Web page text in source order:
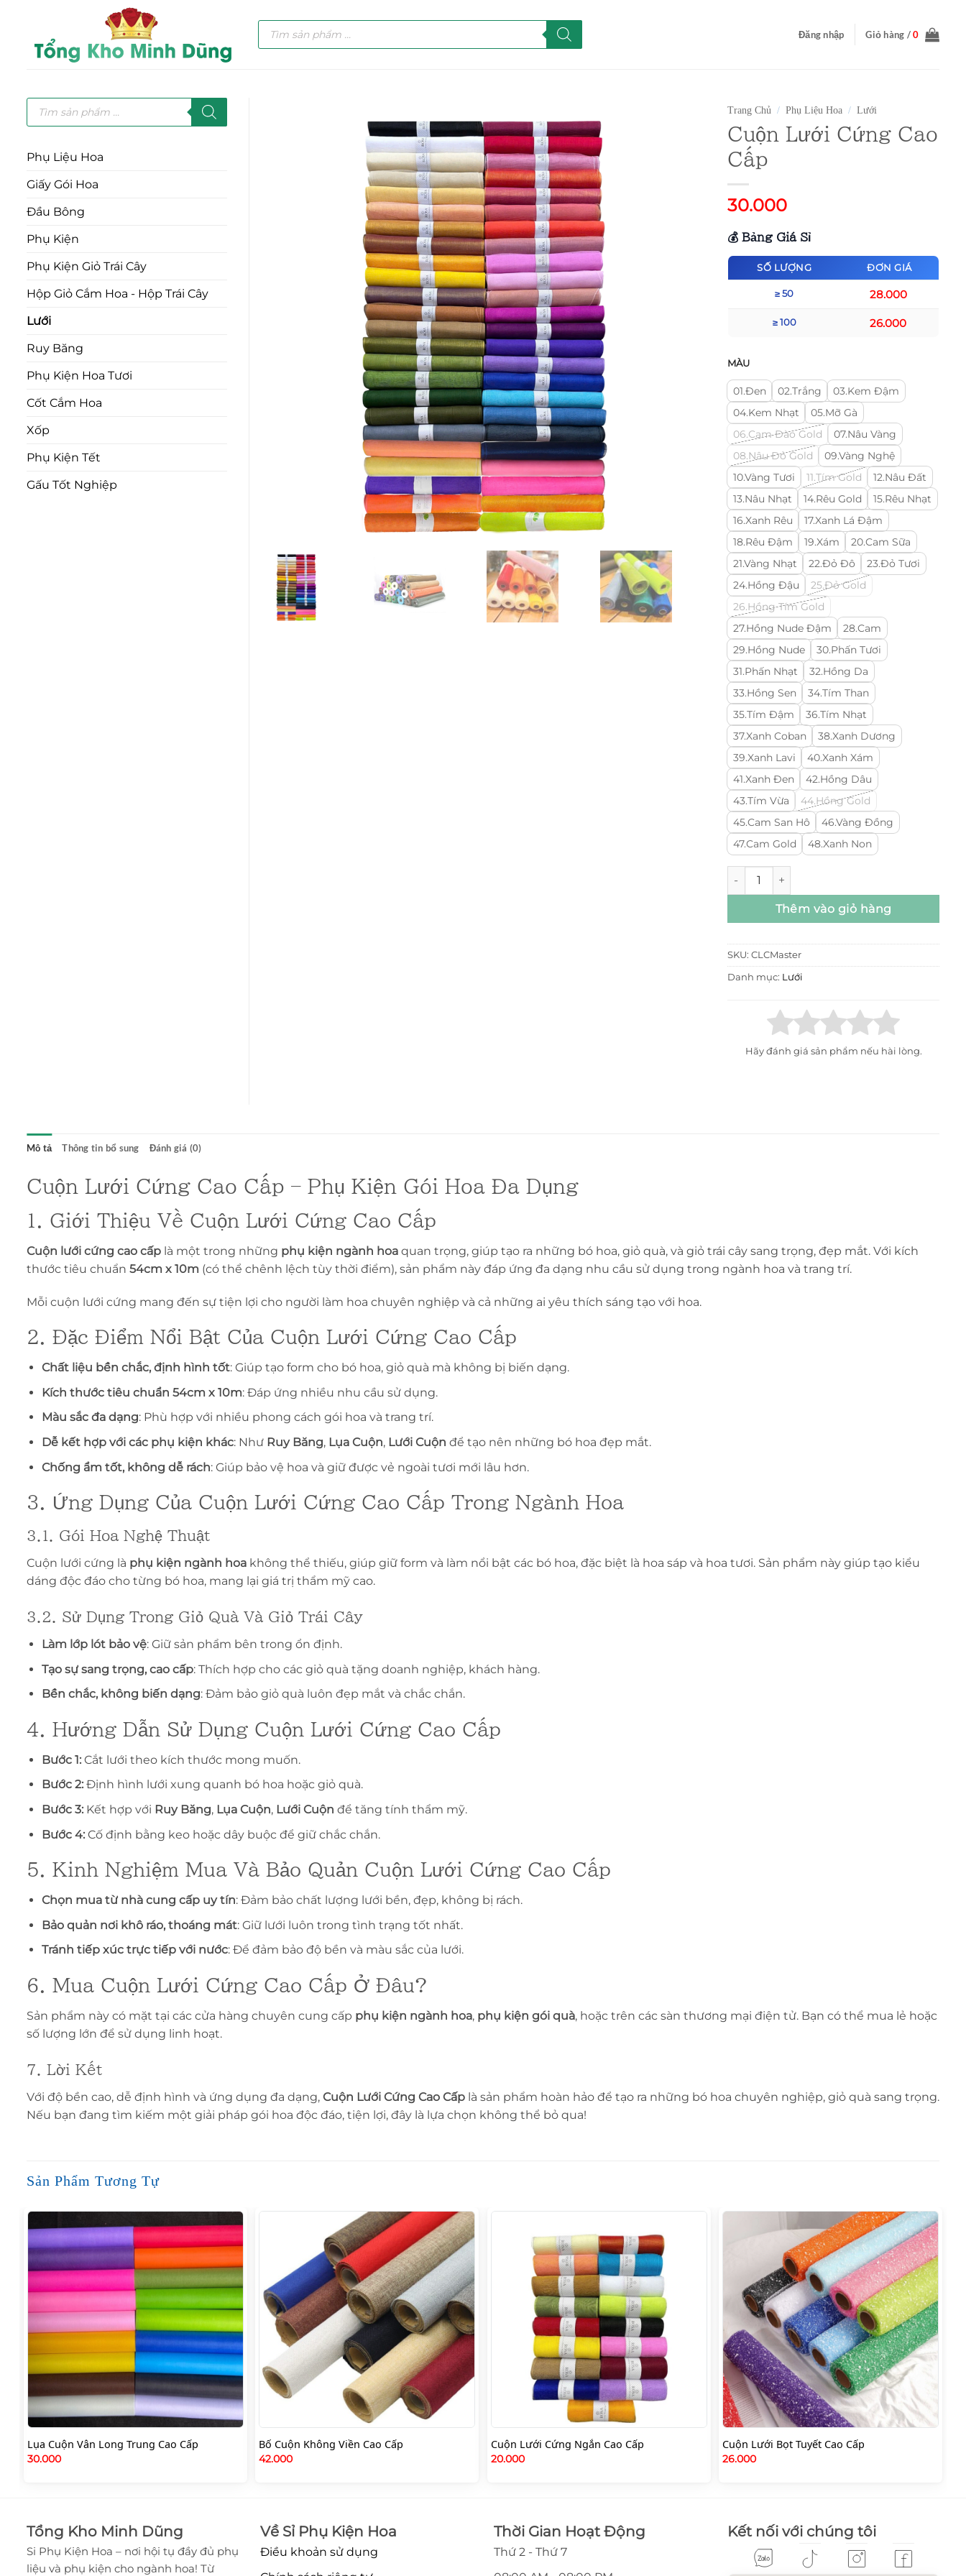
Tìm
kiếm
phẩm
Đăng nhập Giỏ hàng /0
Trang Chủ / Phụ Liệu Hoa / Lưới
Cuộn Lưới Cứng Cao
Cấp
30.000
💰 Bảng Giá Sỉ
SỐ LƯỢNG ĐƠN GIÁ
≥ 50 28.000
≥ 100 26.000
MÀU
01.Đen 02.Trắng
03.Kem Đậm
04.Kem Nhạt
05.Mỡ Gà
06.Cam Đào Gold
07.Nâu Vàng
08.Nâu Đỏ Gold
09.Vàng Nghệ
10.Vàng Tươi
11.Tím Gold
12.Nâu Đất
13.Nâu Nhạt
14.Rêu Gold
15.Rêu Nhạt
16.Xanh Rêu
17.Xanh Lá Đậm
18.Rêu Đậm
19.Xám
20.Cam Sữa
21.Vàng Nhạt
22.Đỏ Đô
23.Đỏ Tươi
24.Hồng Đậu
25.Đỏ Gold
26.Hồng Tím Gold
27.Hồng Nude Đậm
28.Cam
29.Hồng Nude
30.Phấn Tươi
31.Phấn Nhạt
32.Hồng Da
33.Hồng Sen
34.Tím Than
35.Tím Đậm
36.Tím Nhạt
37.Xanh Coban
38.Xanh Dương
39.Xanh Lavi
40.Xanh Xám
41.Xanh Đen
42.Hồng Dâu
43.Tím Vừa
44.Hồng Gold
45.Cam San Hô
46.Vàng Đồng
47.Cam Gold
48.Xanh Non
Cuộn Lưới Cứng Cao Cấp số lượng
Thêm vào giỏ hàng
SKU: CLCMaster
Danh mục: Lưới
Hãy đánh giá sản phẩm nếu hài lòng.
Tìm
kiếm
sản
Phụ Liệu Hoa
Giấy Gói Hoa
Đầu Bông
Phụ Kiện
Phụ Kiện Giỏ Trái Cây
Hộp Giỏ Cắm Hoa - Hộp Trái Cây
Lưới
Ruy Băng
Phụ Kiện Hoa Tươi
Cốt Cắm Hoa
Xốp
Phụ Kiện Tết
Gấu Tốt Nghiệp
Mô tả Thông tin bổ sung Đánh giá (0)
Cuộn Lưới Cứng Cao Cấp – Phụ Kiện Gói Hoa Đa Dụng
1. Giới Thiệu Về Cuộn Lưới Cứng Cao Cấp
Cuộn lưới cứng cao cấp là một trong những phụ kiện ngành hoa quan trọng, giúp tạo ra những bó hoa, giỏ quà, và giỏ trái cây sang trọng, đẹp mắt. Với kích
thước tiêu chuẩn 54cm x 10m (có thể chênh lệch tùy thời điểm), sản phẩm này đáp ứng đa dạng nhu cầu sử dụng trong ngành hoa và trang trí.
Mỗi cuộn lưới cứng mang đến sự tiện lợi cho người làm hoa chuyên nghiệp và cả những ai yêu thích sáng tạo với hoa.
2. Đặc Điểm Nổi Bật Của Cuộn Lưới Cứng Cao Cấp
Chất liệu bền chắc, định hình tốt: Giúp tạo form cho bó hoa, giỏ quà mà không bị biến dạng.
Kích thước tiêu chuẩn 54cm x 10m: Đáp ứng nhiều nhu cầu sử dụng.
Màu sắc đa dạng: Phù hợp với nhiều phong cách gói hoa và trang trí.
Dễ kết hợp với các phụ kiện khác: Như Ruy Băng, Lụa Cuộn, Lưới Cuộn để tạo nên những bó hoa đẹp mắt.
Chống ẩm tốt, không dễ rách: Giúp bảo vệ hoa và giữ được vẻ ngoài tươi mới lâu hơn.
3. Ứng Dụng Của Cuộn Lưới Cứng Cao Cấp Trong Ngành Hoa
3.1. Gói Hoa Nghệ Thuật
Cuộn lưới cứng là phụ kiện ngành hoa không thể thiếu, giúp giữ form và làm nổi bật các bó hoa, đặc biệt là hoa sáp và hoa tươi. Sản phẩm này giúp tạo kiểu
dáng độc đáo cho từng bó hoa, mang lại giá trị thẩm mỹ cao.
3.2. Sử Dụng Trong Giỏ Quà Và Giỏ Trái Cây
Làm lớp lót bảo vệ: Giữ sản phẩm bên trong ổn định.
Tạo sự sang trọng, cao cấp: Thích hợp cho các giỏ quà tặng doanh nghiệp, khách hàng.
Bền chắc, không biến dạng: Đảm bảo giỏ quà luôn đẹp mắt và chắc chắn.
4. Hướng Dẫn Sử Dụng Cuộn Lưới Cứng Cao Cấp
Bước 1:Cắt lưới theo kích thước mong muốn.
Bước 2:Định hình lưới xung quanh bó hoa hoặc giỏ quà.
Bước 3:Kết hợp với Ruy Băng, Lụa Cuộn, Lưới Cuộn để tăng tính thẩm mỹ.
Bước 4:Cố định bằng keo hoặc dây buộc để giữ chắc chắn.
5. Kinh Nghiệm Mua Và Bảo Quản Cuộn Lưới Cứng Cao Cấp
Chọn mua từ nhà cung cấp uy tín: Đảm bảo chất lượng lưới bền, đẹp, không bị rách.
Bảo quản nơi khô ráo, thoáng mát: Giữ lưới luôn trong tình trạng tốt nhất.
Tránh tiếp xúc trực tiếp với nước: Để đảm bảo độ bền và màu sắc của lưới.
6. Mua Cuộn Lưới Cứng Cao Cấp Ở Đâu?
Sản phẩm này có mặt tại các cửa hàng chuyên cung cấp phụ kiện ngành hoa, phụ kiện gói quà, hoặc trên các sàn thương mại điện tử. Bạn có thể mua lẻ hoặc
số lượng lớn để sử dụng linh hoạt.
7. Lời Kết
Với độ bền cao, dễ định hình và ứng dụng đa dạng, Cuộn Lưới Cứng Cao Cấp là sản phẩm hoàn hảo để tạo ra những bó hoa chuyên nghiệp, giỏ quà sang trọng.
Nếu bạn đang tìm kiếm một giải pháp gói hoa độc đáo, tiện lợi, đây là lựa chọn không thể bỏ qua!
Sản Phẩm Tương Tự
Lụa Cuộn Vân Long Trung Cao Cấp
30.000
Bố Cuộn Không Viền Cao Cấp
42.000
Cuộn Lưới Cứng Ngắn Cao Cấp
20.000
Cuộn Lưới Bọt Tuyết Cao Cấp
26.000
Tổng Kho Minh Dũng
Si Phụ Kiện Hoa – nơi hội tụ đầy đủ phụ
liệu và phụ kiện cho ngành hoa! Từ
Về Sỉ Phụ Kiện Hoa
Điều khoản sử dụng
Thời Gian Hoạt Động
Thứ 2 - Thứ 7
Kết nối với chúng tôi